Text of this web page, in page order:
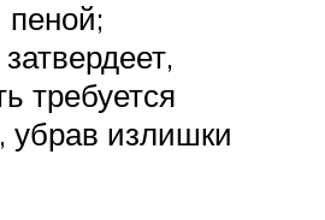
требуется
убрав излишки